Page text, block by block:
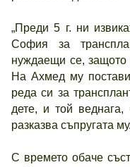
„Преди 5 г. ни
София за
нуждаещи се,
На Ахмед му
реда си за
дете, и той веднага,
разказва съпругата му.
С времето обаче